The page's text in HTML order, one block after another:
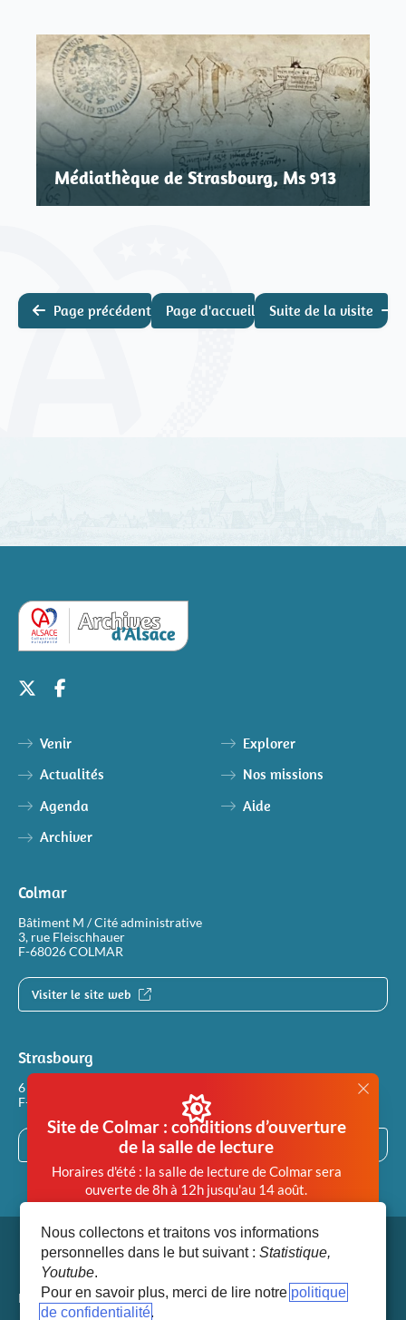
Nous collectons et traitons vos informations
personnelles dans le but suivant : Statistique,
Youtube.
Pour en savoir plus, merci de lire notre politique
de confidentialité
Médiathèque de Strasbourg, Ms 913
Page précédente Page d'accueil Suite de la visite
Venir
Actualités
Agenda
Archiver
Explorer
Nos missions
Aide
Colmar
Bâtiment M / Cité administrative
3, rue Fleischhauer
F-68026 COLMAR
Visiter le site web
Strasbourg
6 rue Philippe Dollinger
F-67100 STRASBOURG
Visiter le site web
Mentions légales
Site de Colmar : conditions d’ouverture
de la salle de lecture
Horaires d'été : la salle de lecture de Colmar sera
ouverte de 8h à 12h jusqu'au 14 août.
lecture compatibles avec la santé de chacun, la salle
de lecture de Colmar est désormais
systématiquement fermée dès lors que la
température extérieure atteint 28°.